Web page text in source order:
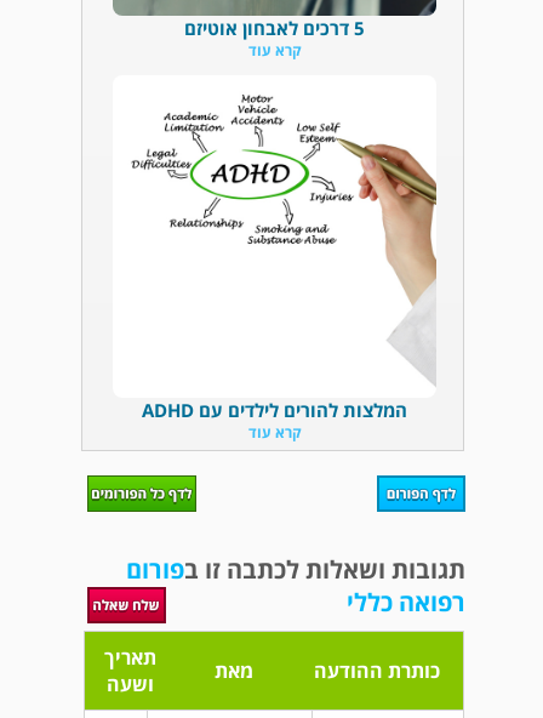
5 דרכים לאבחון אוטיזם
קרא עוד
המלצות להורים לילדים עם ADHD
קרא עוד
תגובות ושאלות לכתבה זו בפורום
רפואה כללי
כותרת ההודעה מאת
תאריך
ושעה